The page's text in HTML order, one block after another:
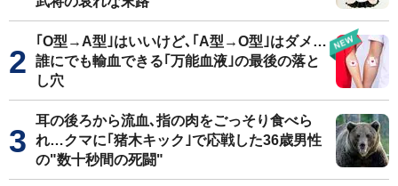
｢O型→A型｣はいいけど､｢A型→O型｣はダメ…
誰にでも輸血できる｢万能血液｣の最後の落と
し穴
耳の後ろから流血､指の肉をごっそり食べら
れ…クマに｢猪木キック｣で応戦した36歳男性
の"数十秒間の死闘"